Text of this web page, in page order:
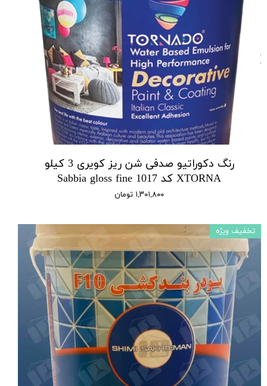
رنگ دکوراتیو صدفی شن ریز کویری 3 کیلو
XTORNA کد 1017 Sabbia gloss fine
۱,۳۰۱,۸۰۰ تومان
تخفیف ویژه